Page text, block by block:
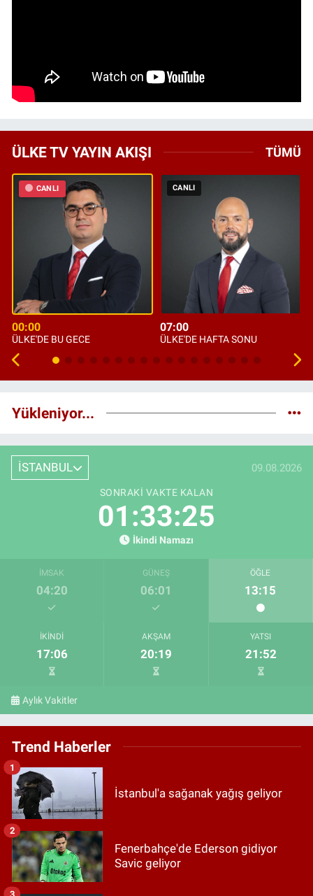
ÜLKE TV YAYIN AKIŞI TÜMÜ
CANLI
00:00
ÜLKE'DE BU GECE
CANLI
07:00
ÜLKE'DE HAFTA SONU
Yükleniyor...
İSTANBUL 09.08.2026
SONRAKI VAKTE KALAN
01:33:24
İkindi Namazı
İMSAK
04:20
GÜNEŞ
06:01
ÖĞLE
13:15
İKINDI
17:06
AKŞAM
20:19
YATSI
21:52
Aylık Vakitler
Trend Haberler
İstanbul'a sağanak yağış geliyor
1
Fenerbahçe'de Ederson gidiyor
Savic geliyor
2
3